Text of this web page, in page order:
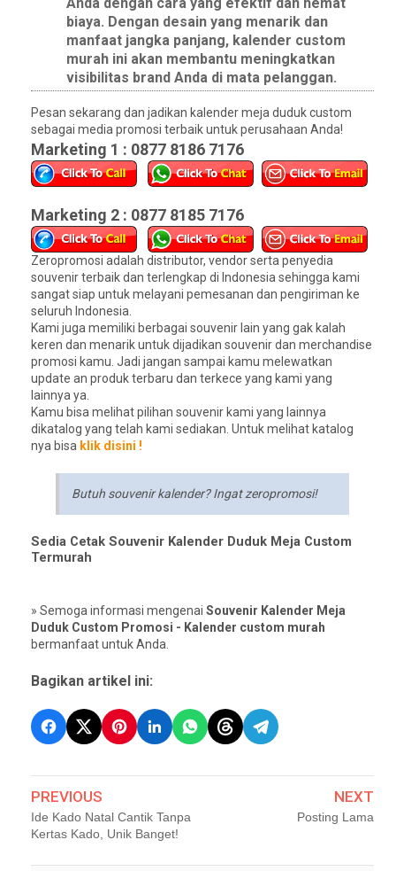
biaya. Dengan desain yang menarik dan
manfaat jangka panjang, kalender custom
murah ini akan membantu meningkatkan
visibilitas brand Anda di mata pelanggan.
Pesan sekarang dan jadikan kalender meja duduk custom
sebagai media promosi terbaik untuk perusahaan Anda!
Marketing 1 : 0877 8186 7176
Marketing 2 : 0877 8185 7176
Zeropromosi adalah distributor, vendor serta penyedia
souvenir terbaik dan terlengkap di Indonesia sehingga kami
sangat siap untuk melayani pemesanan dan pengiriman ke
seluruh Indonesia.
Kami juga memiliki berbagai souvenir lain yang gak kalah
keren dan menarik untuk dijadikan souvenir dan merchandise
promosi kamu. Jadi jangan sampai kamu melewatkan
update an produk terbaru dan terkece yang kami yang
lainnya ya.
Kamu bisa melihat pilihan souvenir kami yang lainnya
dikatalog yang telah kami sediakan. Untuk melihat katalog
nya bisa klik disini !
Butuh souvenir kalender? Ingat zeropromosi!
Sedia Cetak Souvenir Kalender Duduk Meja Custom
Termurah
» Semoga informasi mengenai Souvenir Kalender Meja
Duduk Custom Promosi - Kalender custom murah
bermanfaat untuk Anda.
Bagikan artikel ini:
PREVIOUS
Ide Kado Natal Cantik Tanpa
Kertas Kado, Unik Banget!
NEXT
Posting Lama